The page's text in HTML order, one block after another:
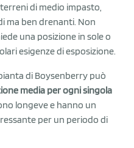
di medio impasto,
ma ben drenanti. Non
una posizione in sole o
esigenze di esposizione.
di Boysenberry può
media per ogni singola
longeve e hanno un
per un periodo di